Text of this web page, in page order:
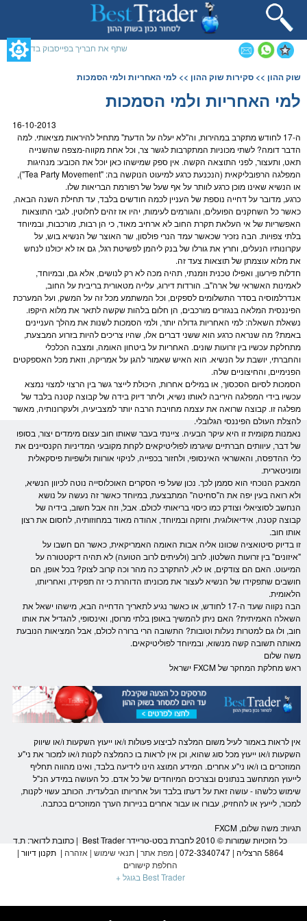
אינטרנט,
לחץ
מרכזי
שתף את חבריך בפייסבוק בדף זה
המרכזי,
באפשרותך
ללחוץ
לדלג
לאזור
הבא
שוק ההון >> סקירות שוק ההון >> למי האחריות ולמי הסמכות
למי האחריות ולמי הסמכות
16-10-2013
ה-17 לחודש מתקרב במהירות, וה"לא יעלה על הדעת" מתחיל להיראות מציאותי. למה
הדבר דומה? לשתי מכוניות המתקרבות לגשר צר, וכל אחת מקווה-מצפה שהשנייה
תאט, ותעצור, לפני התוצאה הקשה. אין ספק שמישהו כאן יוכל את הכובע: מנהיגות
המפלגה הרפובליקאית (הנכנעת כרגע למיעוט הנוקשה בה: "Tea Party Movement"),
או הנשיא שאינו מוכן כרגע לוותר על אף שעל של רפורמת הבריאות שלו.
כרגע, מדובר על דחייה נוספת של העניין לכמה חודשים בלבד, עד תחילת השנה הבאה,
כאשר כל השחקנים הפועלים, והגורמים לעימות, יהיו אז זהים לחלוטין. לגבי התוצאות
האפשריות של אי העלאת תקרת החוב לא ארחיב מאוד, כי הן רבות, מורכבות, ובמיוחד
בלתי צפויות. הבה נזכיר שכאשר עמד הנרי פולסון, שר האוצר של הנשיא בוש, על
עקרונותיו הנעלים, וחרץ את גורלו של בנק ליהמן לפשיטת רגל, גם אז לא יכולנו לנחש
את מלוא עוצמתן של תוצאות צעד זה.
חדלות פירעון, ואפילו טכנית וזמנתי, תהיה מכה לא רק לנושים, אלא גם, ובמיוחד,
לאמינות האשראי של ארה"ב. הורדות דירוג, עלייה מטאורית בריביתעל החוב,
אנדרלמוסיה בסדר התשלומים לספקים, וכל המשתמע מכל זה על המשק, ועל המערכת
הפיננסית המלאה בנגזרים מורכבים, הן חלום בלהות שקשה לתאר את מלוא היקפו.
נשאלת השאלה: למי האחריות גדולה יותר, ולמי הסמכות לשנות את מהלך העניינים
באמת? מה שנראה כרגע הוא ששני דברים אלו, שהיו צריכים להיות בזרוע המבצעת,
מתחלקת עכשיו בין זרועות שונים. האחריות על ביטחון האומה, ומצבה הכלכלי
והחברתי, יושבת על הנשיא. הוא האיש שאמור להגן על אמריקה, וזאת מכל האספקטים
הפנימיים, והחיצוניים שלה.
הסמכות לסיום הסכסוך, או במילים אחרות, היכולת לייצר גשר בין הרצוי למצוי נמצא
עכשיו בידי המפלגה היריבה לאותו נשיא, וליתר דיוק בידה של קבוצה קטנה בלבד של
מפלגה זו. קבוצה שרואה את עצמה מחויבת הרבה יותר למצביעיה, ולעקרונותיה, מאשר
להצלת העולם הפיננסי הגלובלי.
נאמנות מקומית זו היא עיקר הבעיה. ציינתי בעבר שאותו חוב עצום מימדים יצור, בסופו
של דבר, עיוותים חברתיים שיגרמו לפוליטיקאים לקחת מקובעי המדיניות הקנסיינים את
כלי ההדפסה, והאשראי האינסופי, ולחזור בכפייה, לניקוי אורוות ולשפיות פיסקאלית
ומוניטארית.
המאבק הנוכחי הוא סממן לכך. נכון שעל פי הסקרים האוכלוסייה נוטה לכיוון הנשיא,
ולא רואה בעין יפה את ה"סחיטה" המתבצעת, במיוחד כאשר זה נעשה על נושא
הנחשב לסוציאלי וצודק כמו כיסוי בריאותי לכולם. אבל, וזה אבל חשוב, בידיה של
קבוצה קטנה, אידיאולוגית, וחזקה ובמיוחד, אהודה מאוד במחוזותיה, לחסום את רצון
אותו חוב.
זו בדיוק סיטואציה שכוונו אליה אבות האומה האמריקאית, כאשר הם חשבו על
"איזונים" בין זרועות השלטון. לרוב (ולעיתים לרוב הטועה) לא תהיה דיקטטורה על
המיעוט. האם הם צודקים, או לא, להתקרב כה מהר וכה קרוב לצוק? בכל אופן, הם
חושבים שתפקידו של הנשיא לעצור את מכוניתו הדוהרת כי זה תפקידו, ואחריותו,
הלאומית.
הבה נקווה שעד ה-17 לחודש, או כאשר נגיע לתאריך הדחייה הבא, מישהו ישאל את
השאלה האמיתית? האם ניתן להמשיך באופן בלתי מרוסן, ואינסופי, להגדיל את אותו
חוב, ולו גם למטרות נעלות וטובות? התשובה הרי ברורה לכולם, אבל המציאות הנובעת
מאותה תשובה קשה מנשוא, ובמיוחד לפוליטיקאים.
משה שלום
ראש מחלקת המחקר שלFXCM ישראל
אין לראות באמור לעיל משום המלצה לביצוע פעולות ו/או ייעוץ השקעותו/או שיווק
השקעותו/או ייעוץ מכל סוג שהוא, וכן אין לראות בו כהמלצה לקנות ו/או למכור את ני"ע
המוזכרים בו ו/או ני"ע אחרים. המידע המוצג הינו לידיעה בלבד, ואינו מהווה תחליף
לייעוץ המתחשב בנתונים ובצרכים המיוחדים של כל אדם. כל העושה במידע הנ"ל
שימוש כלשהו - עושה זאת על דעתו בלבד ועל אחריותו הבלעדית. הכותב עשוי לקנות,
למכור, לייעץ או להחזיק, עבורו או עבור אחרים בניירות הערך המוזכרים בכתבה.
תגיות: משה שלום,
FXCM
כל הזכויות שמורות © 2010 לחברת בסט-טריידר Best Trader | כתובת לדואר: ת.ד
5864 הרצליה | 072-3340747 |
מפת אתר | תנאי שימוש | אזהרה | תקנון דיוור |
החלפת קישורים
Best Trader בגוגל +